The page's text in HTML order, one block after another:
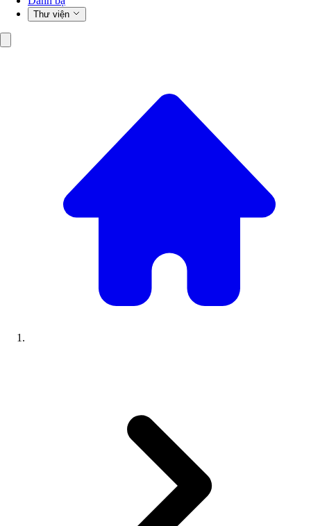
Thư viện